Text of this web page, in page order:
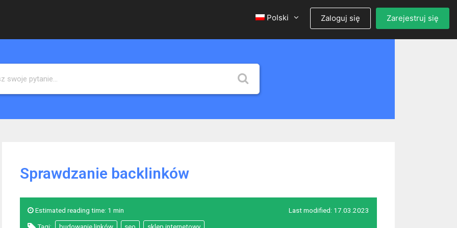
Polski Zaloguj się Zarejestruj się
Sprawdzanie backlinków
Last modified: 17.03.2023
Estimated reading time: 1 min